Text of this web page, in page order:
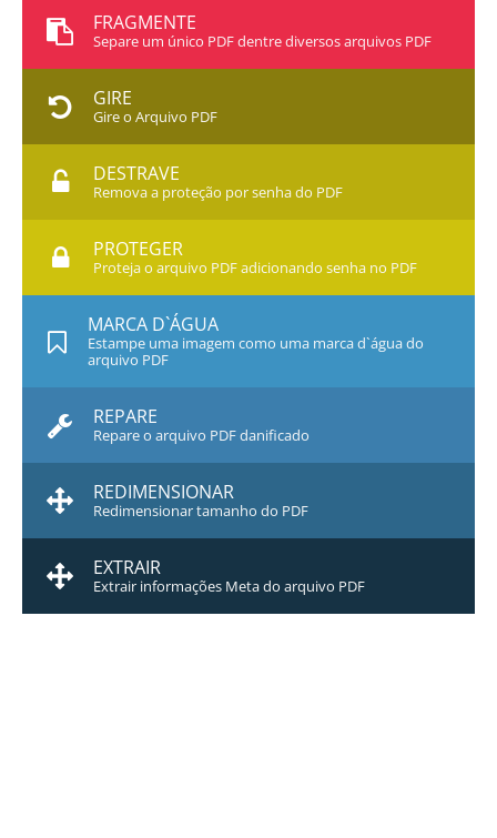
FRAGMENTE
Separe um único PDF dentre diversos arquivos PDF
GIRE
Gire o Arquivo PDF
DESTRAVE
Remova a proteção por senha do PDF
PROTEGER
Proteja o arquivo PDF adicionando senha no PDF
MARCA D`ÁGUA
Estampe uma imagem como uma marca d`água do
arquivo PDF
REPARE
Repare o arquivo PDF danificado
REDIMENSIONAR
Redimensionar tamanho do PDF
EXTRAIR
Extrair informações Meta do arquivo PDF